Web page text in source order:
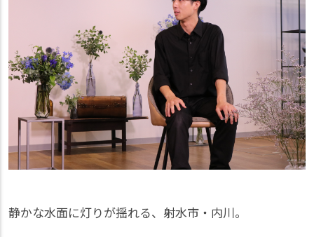
静かな水面に灯りが揺れる、射水市・内川。